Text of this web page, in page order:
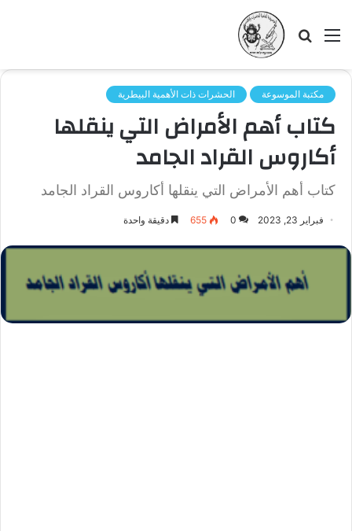
القائمة بحث
مكتبة الموسوعة الحشرات ذات الأهمية البيطرية
كتاب أهم الأمراض التي ينقلها
أكاروس القراد الجامد
كتاب أهم الأمراض التي ينقلها أكاروس القراد الجامد
فبراير 23, 2023 0
655 دقيقة واحدة